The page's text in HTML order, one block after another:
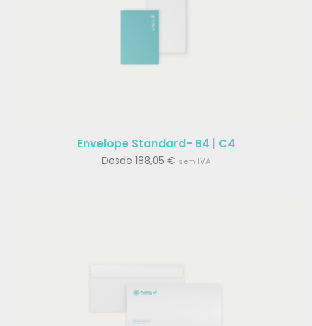
Envelope Standard- B4 | C4
Desde 188,05 € sem IVA